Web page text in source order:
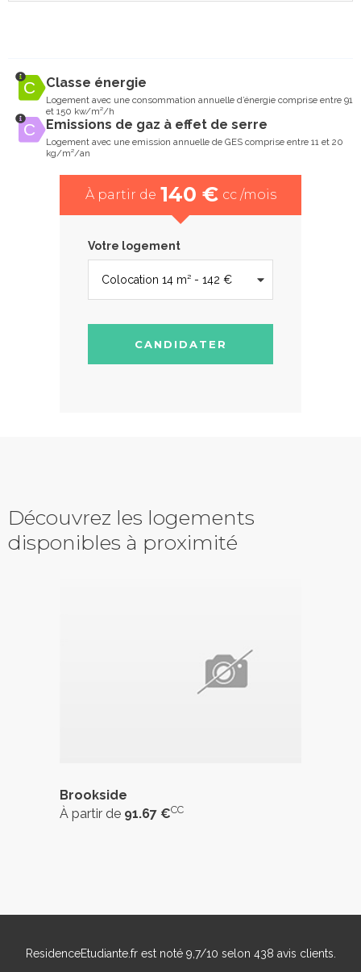
Classe énergie
Logement avec une consommation annuelle d’énergie comprise entre 91
et 150 kw/m²/h
Emissions de gaz à effet de serre
Logement avec une emission annuelle de GES comprise entre 11 et 20
kg/m²/an
À partir de 140 € cc /mois
Votre logement
CANDIDATER
Découvrez les logements
disponibles à proximité
Brookside
À partir de 91.67 €CC
ResidenceEtudiante.frest noté 9,7/10 selon 438 avis clients.